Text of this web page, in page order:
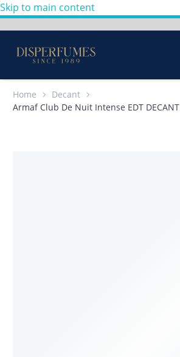
Skip to main content
Home
Decant
Armaf Club De Nuit Intense EDT DECANT